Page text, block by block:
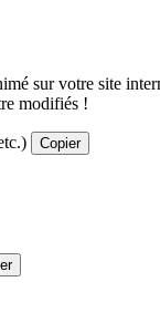
sur votre site
modifiés !
Copier